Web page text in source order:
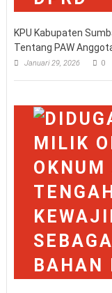
KPU Kabupaten
Tentang PAW
Januari 29, 2026 0